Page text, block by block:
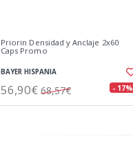
Priorin Densidad y Anclaje 2x60
Caps Promo
BAYER HISPANIA
56,90€ 68,57€ - 17%